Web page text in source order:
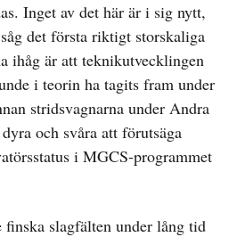
Inget av det här är i sig nytt,
det första riktigt storskaliga
ihåg är att teknikutvecklingen
i teorin ha tagits fram under
stridsvagnarna under Andra
och svåra att förutsäga
i MGCS-programmet
finska slagfälten under lång tid